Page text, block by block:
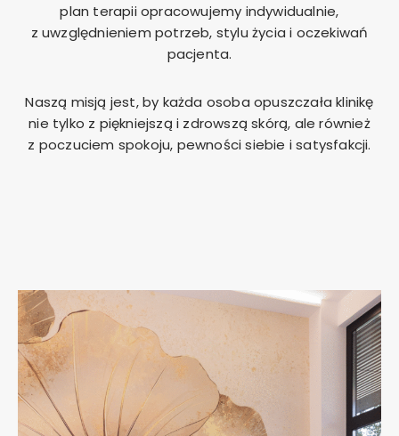
plan terapii opracowujemy indywidualnie,
z uwzględnieniem potrzeb, stylu życia i oczekiwań
pacjenta.
Naszą misją jest, by każda osoba opuszczała klinikę
nie tylko z piękniejszą i zdrowszą skórą, ale również
z poczuciem spokoju, pewności siebie i satysfakcji.